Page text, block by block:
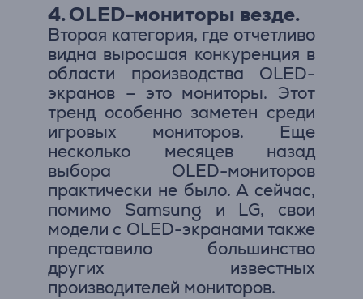
4. OLED-мониторы везде.
Вторая категория, где отчетливо
видна выросшая конкуренция в
области производства OLED-
экранов – это мониторы. Этот
тренд особенно заметен среди
игровых мониторов. Еще
несколько месяцев назад
выбора OLED-мониторов
практически не было. А сейчас,
помимо Samsung и LG, свои
модели с OLED-экранами также
представило большинство
других известных
производителей мониторов.